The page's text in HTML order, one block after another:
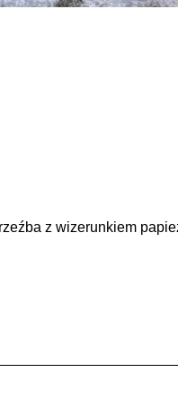
z wizerunkiem